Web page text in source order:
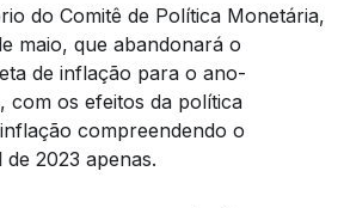
do Comitê de Política Monetária,
maio, que abandonará o
de inflação para o ano-
com os efeitos da política
compreendendo o
2023 apenas.